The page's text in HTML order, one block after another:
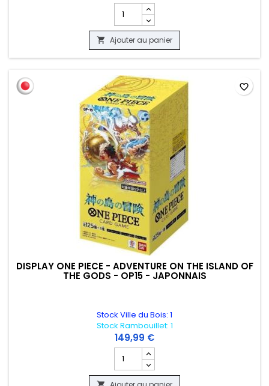
Champ quantité du produit DISPLAY
 Ajouter au panier
DISPLAY ONE PIECE - ADVENTURE ON THE ISLAND OF
THE GODS - OP15 - JAPONNAIS
Stock Ville du Bois: 1
Stock Rambouillet: 1
149,99 €
Champ quantité du produit DISPLAY ONE
favorite_border